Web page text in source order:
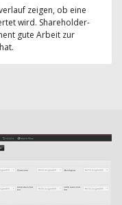
zeigen, ob eine
wird. Shareholder-
gute Arbeit zur